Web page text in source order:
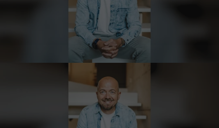
Hans-Jürgen
Verifizierter Kunde
alles super geschmeckt
Verifizierter Kunde
Was ich bisher gegessen habe, war sehr
lecker!